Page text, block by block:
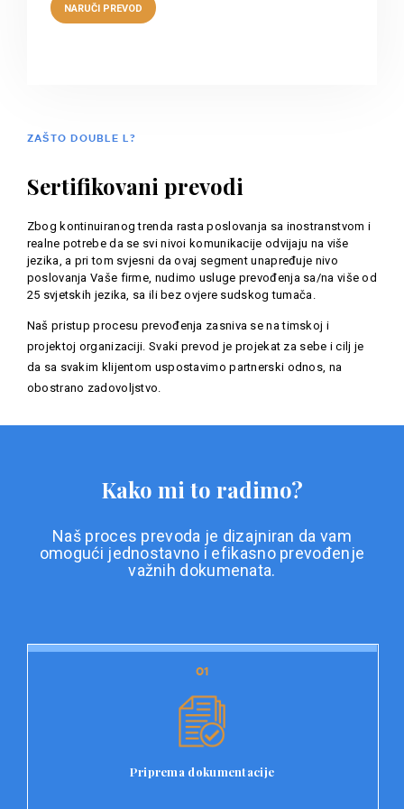
ZAŠTO DOUBLE L?
Sertifikovani prevodi
Zbog kontinuiranog trenda rasta poslovanja sa inostranstvom i
realne potrebe da se svi nivoi komunikacije odvijaju na više
jezika, a pri tom svjesni da ovaj segment unapređuje nivo
poslovanja Vaše firme, nudimo usluge prevođenja sa/na više od
25 svjetskih jezika, sa ili bez ovjere sudskog tumača.
Naš pristup procesu prevođenja zasniva se na timskoj i
projektoj organizaciji. Svaki prevod je projekat za sebe i cilj je
da sa svakim klijentom uspostavimo partnerski odnos, na
obostrano zadovoljstvo.
Kako mi to radimo?
Naš proces prevoda je dizajniran da vam
omogući jednostavno i efikasno prevođenje
važnih dokumenata.
01
Priprema dokumentacije
01
Prvi korak u našem procesu prevoda je priprema
dokumentacije. Korisnici jednostavno učitavaju svoje
dokumenta, kao i specifične zahtjeve za prevod.